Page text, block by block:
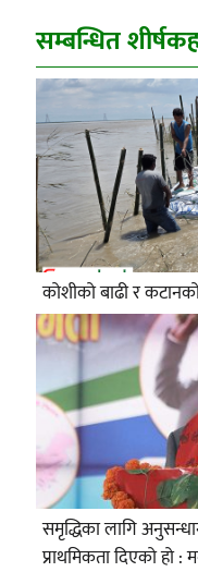
सम्बन्धित
कोशीको बाढी र कटानको
समृद्धिका लागि
प्राथमिकता दिएको हो :